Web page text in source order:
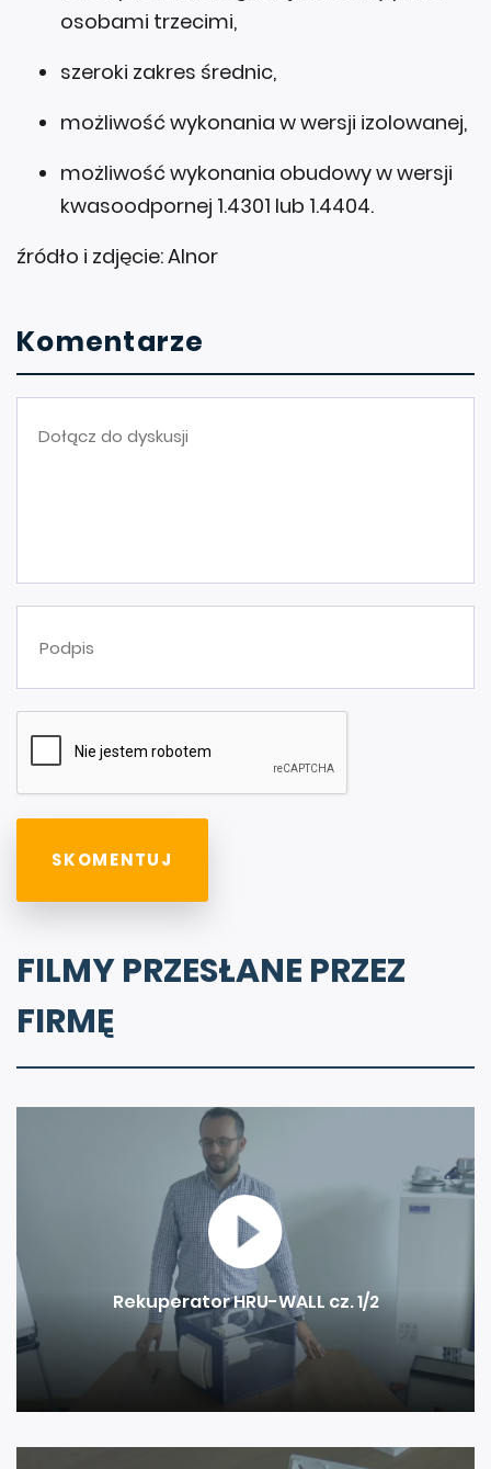
osobami trzecimi,
szeroki zakres średnic,
możliwość wykonania w wersji izolowanej,
możliwość wykonania obudowy w wersji
kwasoodpornej 1.4301 lub 1.4404.
źródło i zdjęcie: Alnor
Komentarze
FILMY PRZESŁANE PRZEZ
FIRMĘ
Rekuperator HRU-WALL cz. 1/2